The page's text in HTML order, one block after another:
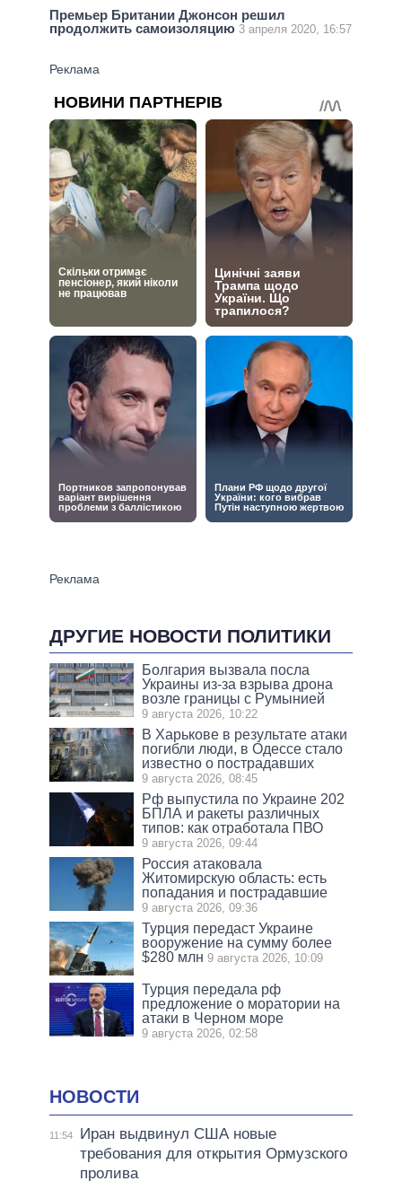
Премьер Британии Джонсон решил
продолжить самоизоляцию 3 апреля 2020, 16:57
ДРУГИЕ НОВОСТИ ПОЛИТИКИ
Болгария вызвала посла
Украины из-за взрыва дрона
возле границы с Румынией
9 августа 2026, 10:22
В Харькове в результате атаки
погибли люди, в Одессе стало
известно о пострадавших
9 августа 2026, 08:45
Рф выпустила по Украине 202
БПЛА и ракеты различных
типов: как отработала ПВО
9 августа 2026, 09:44
Россия атаковала
Житомирскую область: есть
попадания и пострадавшие
9 августа 2026, 09:36
Турция передаст Украине
вооружение на сумму более
$280 млн 9 августа 2026, 10:09
Турция передала рф
предложение о моратории на
атаки в Черном море
9 августа 2026, 02:58
НОВОСТИ
11:54
Иран выдвинул США новые
требования для открытия Ормузского
пролива